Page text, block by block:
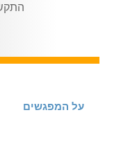
על המפגשים